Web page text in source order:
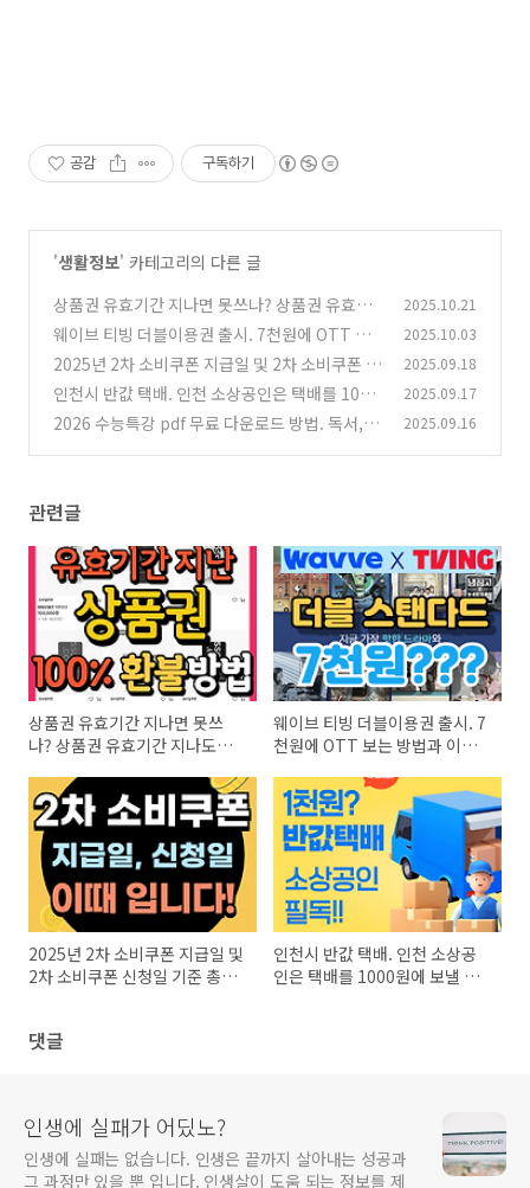
공감 구독하기
'생활정보' 카테고리의 다른 글
상품권 유효기간 지나면 못쓰나? 상품권 유효기
간 지나도 100% 환불받는 법
(0)
2025.10.21
웨이브 티빙 더블이용권 출시. 7천원에 OTT 보
는 방법과 이벤트
(0)
2025.10.03
2025년 2차 소비쿠폰 지급일 및 2차 소비쿠폰 신
청일 기준 총정리
(0)
2025.09.18
인천시 반값 택배. 인천 소상공인은 택배를 1000
원에 보낼 수 있다?
(0)
2025.09.17
2026 수능특강 pdf 무료 다운로드 방법. 독서, 문
2025.09.16
관련글
상품권 유효기간 지나면 못쓰
나? 상품권 유효기간 지나도
웨이브 티빙 더블이용권 출시. 7
천원에 OTT 보는 방법과 이벤
2025년 2차 소비쿠폰 지급일 및
2차 소비쿠폰 신청일 기준 총정
인천시 반값 택배. 인천 소상공
인은 택배를 1000원에 보낼 수
댓글
인생에 실패가 어딨노?
인생에 실패는 없습니다. 인생은 끝까지 살아내는 성공과
그 과정만 있을 뿐 입니다. 인생살이 도움 되는 정보를 제